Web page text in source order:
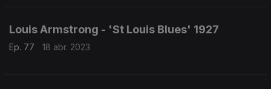
Louis Armstrong - 'St Louis Blues' 1927
Ep. 77 18 abr. 2023